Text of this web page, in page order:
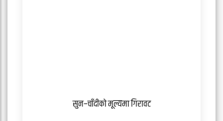
सुन–चाँदीको मूल्यमा गिरावट